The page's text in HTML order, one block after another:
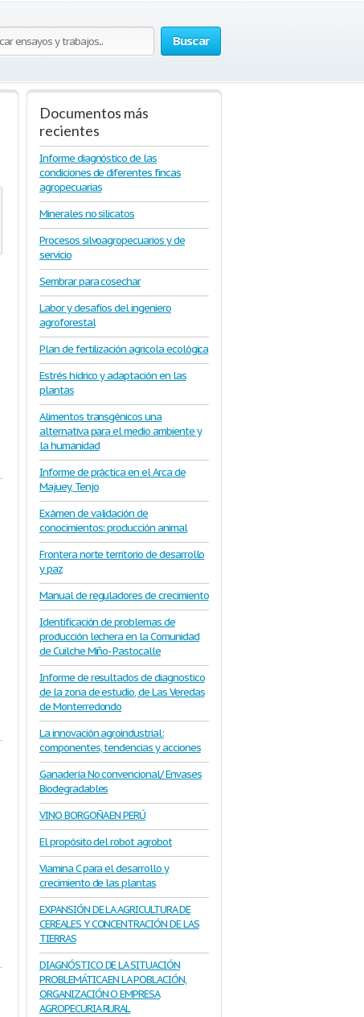
Buscar
Documentos más
recientes
Informe diagnóstico de las
condiciones de diferentes fincas
agropecuarias
Minerales no silicatos
Procesos silvoagropecuarios y de
servicio
Sembrar para cosechar
Labor y desafíos del ingeniero
agroforestal
Plan de fertilización agricola ecológica
Estrés hídrico y adaptación en las
plantas
Alimentos transgénicos una
alternativa para el medio ambiente y
la humanidad
Informe de práctica en el Arca de
Majuey, Tenjo
Exámen de validación de
conocimientos: producción animal
Frontera norte territorio de desarrollo
y paz
Manual de reguladores de crecimiento
Identificación de problemas de
producción lechera en la Comunidad
de Cuilche Miño- Pastocalle
Informe de resultados de diagnostico
de la zona de estudio, de Las Veredas
de Monterredondo
La innovación agroindustrial:
componentes, tendencias y acciones
Ganadería No convencional/ Envases
Biodegradables
VINO BORGOÑA EN PERÚ
El propósito del robot agrobot
Viamina C para el desarrollo y
crecimiento de las plantas
EXPANSIÓN DE LA AGRICULTURA DE
CEREALES Y CONCENTRACIÓN DE LAS
TIERRAS
DIAGNÓSTICO DE LA SITUACIÓN
PROBLEMÁTICA EN LA POBLACIÓN,
ORGANIZACIÓN O EMPRESA
AGROPECURIA RURAL